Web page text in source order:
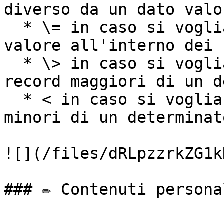
diverso da un dato
valore all'interno dei
record maggiori di un
minori di un
![](/files/
### ✏️ Contenuti